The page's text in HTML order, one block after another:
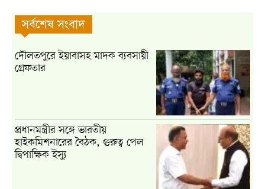
সর্বশেষ সংবাদ
দৌলতপুরে ইয়াবাসহ মাদক ব্যবসায়ী
গ্রেফতার
প্রধানমন্ত্রীর সঙ্গে ভারতীয়
হাইকমিশনারের বৈঠক, গুরুত্ব পেল
দ্বিপাক্ষিক ইস্যু